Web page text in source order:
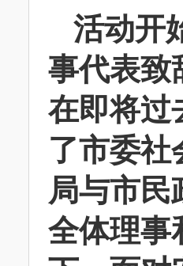
活动开
事代表致
在即将过
了市委社
局与市民
全体理事